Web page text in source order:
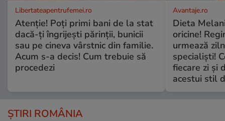
Libertateapentrufemei.ro
Atenție! Poți primi bani de la stat
dacă-ți îngrijești părinții, bunicii
sau pe cineva vârstnic din familie.
Acum s-a decis! Cum trebuie să
procedezi
Avantaje.ro
Dieta
oricine!
urmează
specialiști!
fiecare zi și
acestui stil
ȘTIRI ROMÂNIA